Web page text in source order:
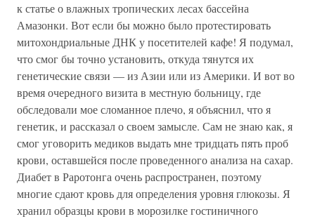
к статье о влажных тропических лесах бассейна
Амазонки. Вот если бы можно было протестировать
митохондриальные ДНК у посетителей кафе! Я подумал,
что смог бы точно установить, откуда тянутся их
генетические связи — из Азии или из Америки. И вот во
время очередного визита в местную больницу, где
обследовали мое сломанное плечо, я объяснил, что я
генетик, и рассказал о своем замысле. Сам не знаю как, я
смог уговорить медиков выдать мне тридцать пять проб
крови, оставшейся после проведенного анализа на сахар.
Диабет в Раротонга очень распространен, поэтому
многие сдают кровь для определения уровня глюкозы. Я
хранил образцы крови в морозилке гостиничного